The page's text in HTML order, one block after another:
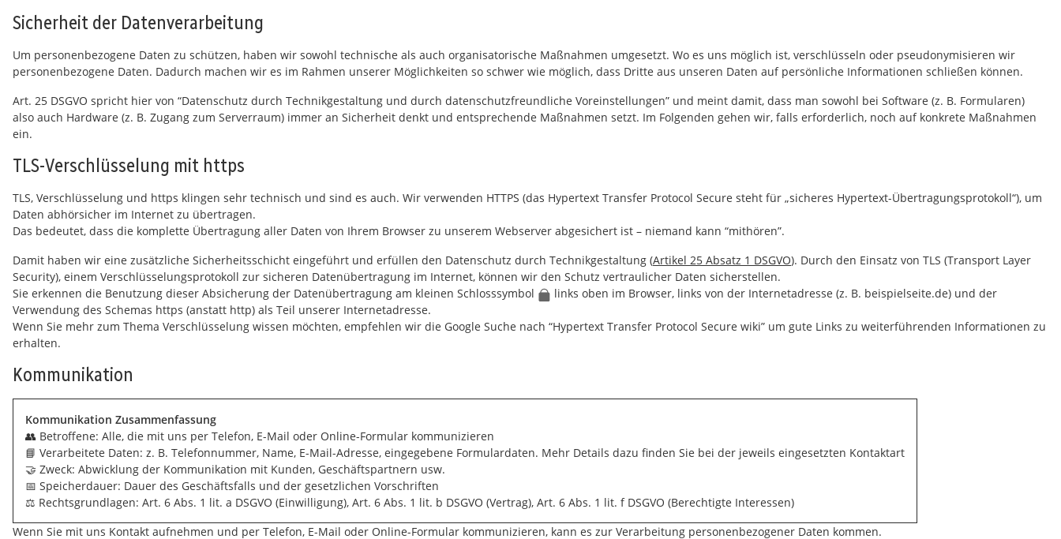
Sicherheit der Datenverarbeitung
Um personenbezogene Daten zu schützen, haben wir sowohl technische als auch organisatorische Maßnahmen umgesetzt. Wo es uns möglich ist, verschlüsseln oder pseudonymisieren wir
personenbezogene Daten. Dadurch machen wir es im Rahmen unserer Möglichkeiten so schwer wie möglich, dass Dritte aus unseren Daten auf persönliche Informationen schließen können.
Art. 25 DSGVO spricht hier von “Datenschutz durch Technikgestaltung und durch datenschutzfreundliche Voreinstellungen” und meint damit, dass man sowohl bei Software (z. B. Formularen)
also auch Hardware (z. B. Zugang zum Serverraum) immer an Sicherheit denkt und entsprechende Maßnahmen setzt. Im Folgenden gehen wir, falls erforderlich, noch auf konkrete Maßnahmen
ein.
TLS-Verschlüsselung mit https
TLS, Verschlüsselung und https klingen sehr technisch und sind es auch. Wir verwenden HTTPS (das Hypertext Transfer Protocol Secure steht für „sicheres Hypertext-Übertragungsprotokoll“), um
Daten abhörsicher im Internet zu übertragen.
Das bedeutet, dass die komplette Übertragung aller Daten von Ihrem Browser zu unserem Webserver abgesichert ist – niemand kann “mithören”.
Damit haben wir eine zusätzliche Sicherheitsschicht eingeführt und erfüllen den Datenschutz durch Technikgestaltung (Artikel 25 Absatz 1 DSGVO). Durch den Einsatz von TLS (Transport Layer
Security), einem Verschlüsselungsprotokoll zur sicheren Datenübertragung im Internet, können wir den Schutz vertraulicher Daten sicherstellen.
Sie erkennen die Benutzung dieser Absicherung der Datenübertragung am kleinen Schlosssymbol
links oben im Browser, links von der Internetadresse (z. B. beispielseite.de) und der
Verwendung des Schemas https (anstatt http) als Teil unserer Internetadresse.
Wenn Sie mehr zum Thema Verschlüsselung wissen möchten, empfehlen wir die Google Suche nach “Hypertext Transfer Protocol Secure wiki” um gute Links zu weiterführenden Informationen zu
erhalten.
Kommunikation
Kommunikation Zusammenfassung
👥 Betroffene: Alle, die mit uns per Telefon, E-Mail oder Online-Formular kommunizieren
📘 Verarbeitete Daten: z. B. Telefonnummer, Name, E-Mail-Adresse, eingegebene Formulardaten. Mehr Details dazu finden Sie bei der jeweils eingesetzten Kontaktart
🤝 Zweck: Abwicklung der Kommunikation mit Kunden, Geschäftspartnern usw.
📅 Speicherdauer: Dauer des Geschäftsfalls und der gesetzlichen Vorschriften
⚖️ Rechtsgrundlagen: Art. 6 Abs. 1 lit. a DSGVO (Einwilligung), Art. 6 Abs. 1 lit. b DSGVO (Vertrag), Art. 6 Abs. 1 lit. f DSGVO (Berechtigte Interessen)
Wenn Sie mit uns Kontakt aufnehmen und per Telefon, E-Mail oder Online-Formular kommunizieren, kann es zur Verarbeitung personenbezogener Daten kommen.